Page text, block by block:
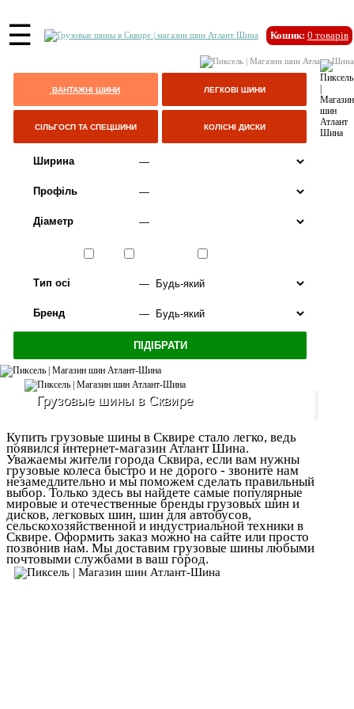
☰ Кошик: 0 товарів
ВАНТАЖНІ ШИНИ ЛЕГКОВІ ШИНИ
СІЛЬГОСП ТА СПЕЦШИНИ КОЛІСНІ ДИСКИ
Ширина
Профіль
Діаметр
Тип осі
Бренд
Грузовые шины в Сквире
Купить грузовые шины в Сквире стало легко, ведь
появился интернет-магазин Атлант Шина.
Уважаемы жители города Сквира, если вам нужны
грузовые колеса быстро и не дорого - звоните нам
незамедлительно и мы поможем сделать правильный
выбор. Только здесь вы найдете самые популярные
мировые и отечественные бренды грузовых шин и
дисков, легковых шин, шин для автобусов,
сельскохозяйственной и индустриальной техники в
Сквире. Оформить заказ можно на сайте или просто
позвонив нам. Мы доставим грузовые шины любыми
почтовыми службами в ваш город.